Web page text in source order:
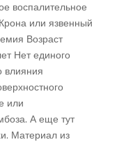
воспалительное
или язвенный
Возраст
Нет единого
влияния
или
А еще тут
Материал из